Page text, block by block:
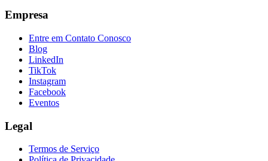
Empresa
Entre em Contato Conosco
Blog
LinkedIn
TikTok
Instagram
Facebook
Eventos
Legal
Termos de Serviço